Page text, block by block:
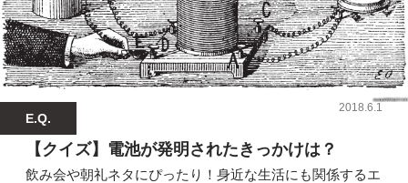
E.Q.
2018.6.1
【クイズ】電池が発明されたきっかけは？
飲み会や朝礼ネタにぴったり！身近な生活にも関係するエ